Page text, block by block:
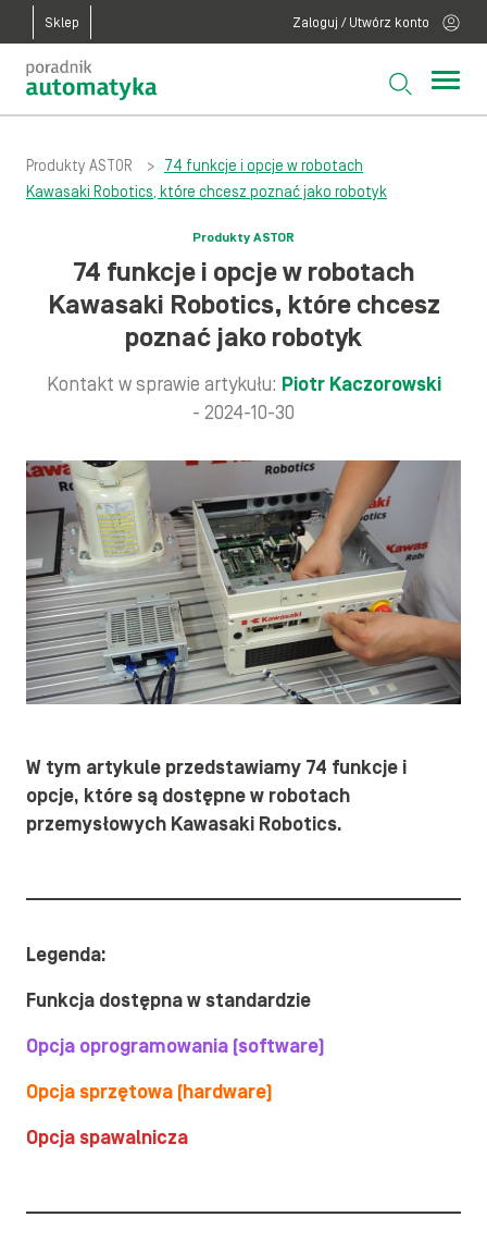
Sklep Zaloguj / Utwórz konto
Produkty ASTOR >
74 funkcje i opcje w robotach
Kawasaki Robotics, które chcesz poznać jako robotyk
Produkty ASTOR
74 funkcje i opcje w robotach
Kawasaki Robotics, które chcesz
poznać jako robotyk
Kontakt w sprawie artykułu: Piotr Kaczorowski
- 2024-10-30
W tym artykule przedstawiamy 74 funkcje i
opcje, które są dostępne w robotach
przemysłowych Kawasaki Robotics.
Legenda:
Funkcja dostępna w standardzie
Opcja oprogramowania (software)
Opcja sprzętowa (hardware)
Opcja spawalnicza